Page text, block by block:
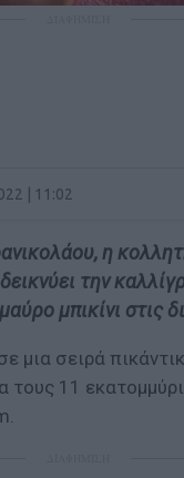
| 11:02
η
την
μπικίνι στις
μια σειρά
τους 11